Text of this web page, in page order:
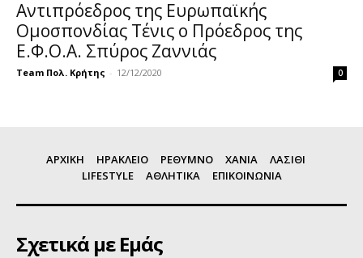
Αντιπρόεδρος της Ευρωπαϊκής
Ομοσπονδίας Τένις ο Πρόεδρος της
Ε.Φ.Ο.Α. Σπύρος Ζαννιάς
Team Πολ. Κρήτης - 12/12/2020 0
ΑΡΧΙΚΗ ΗΡΑΚΛΕΙΟ ΡΕΘΥΜΝΟ ΧΑΝΙΑ
ΛΑΣΙΘΙ
LIFESTYLE
ΑΘΛΗΤΙΚΑ ΕΠΙΚΟΙΝΩΝΙΑ
Σχετικά με Εμάς